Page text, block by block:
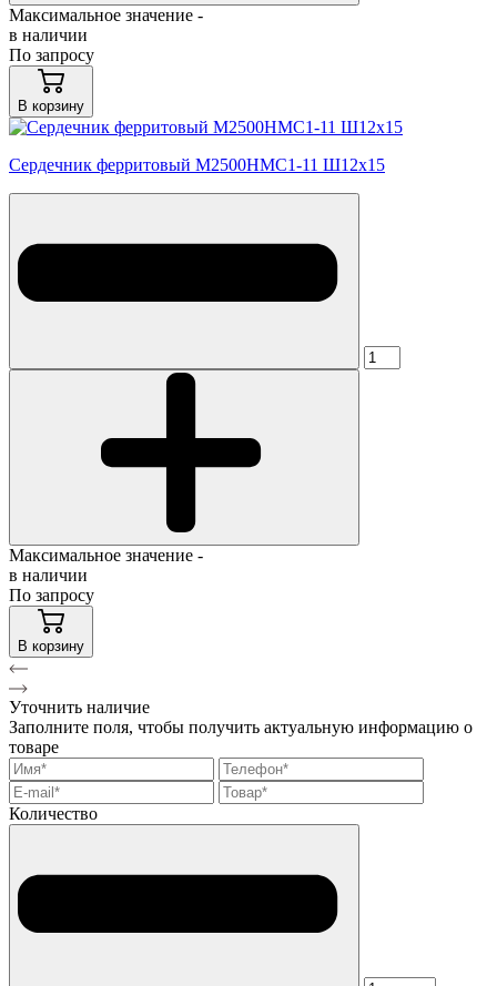
Максимальное значение -
в наличии
По запросу
В корзину
Сердечник ферритовый М2500НМС1-11 Ш12х15
Максимальное значение -
в наличии
По запросу
В корзину
Уточнить наличие
Заполните поля, чтобы получить актуальную информацию о
товаре
Количество